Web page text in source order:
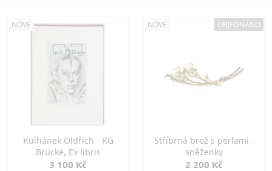
NOVÉ
Kulhánek Oldřich - KG
Brücke, Ex libris
3 100 Kč
NOVÉ OBJEDNÁNO
Stříbrná brož s perlami -
sněženky
2 200 Kč